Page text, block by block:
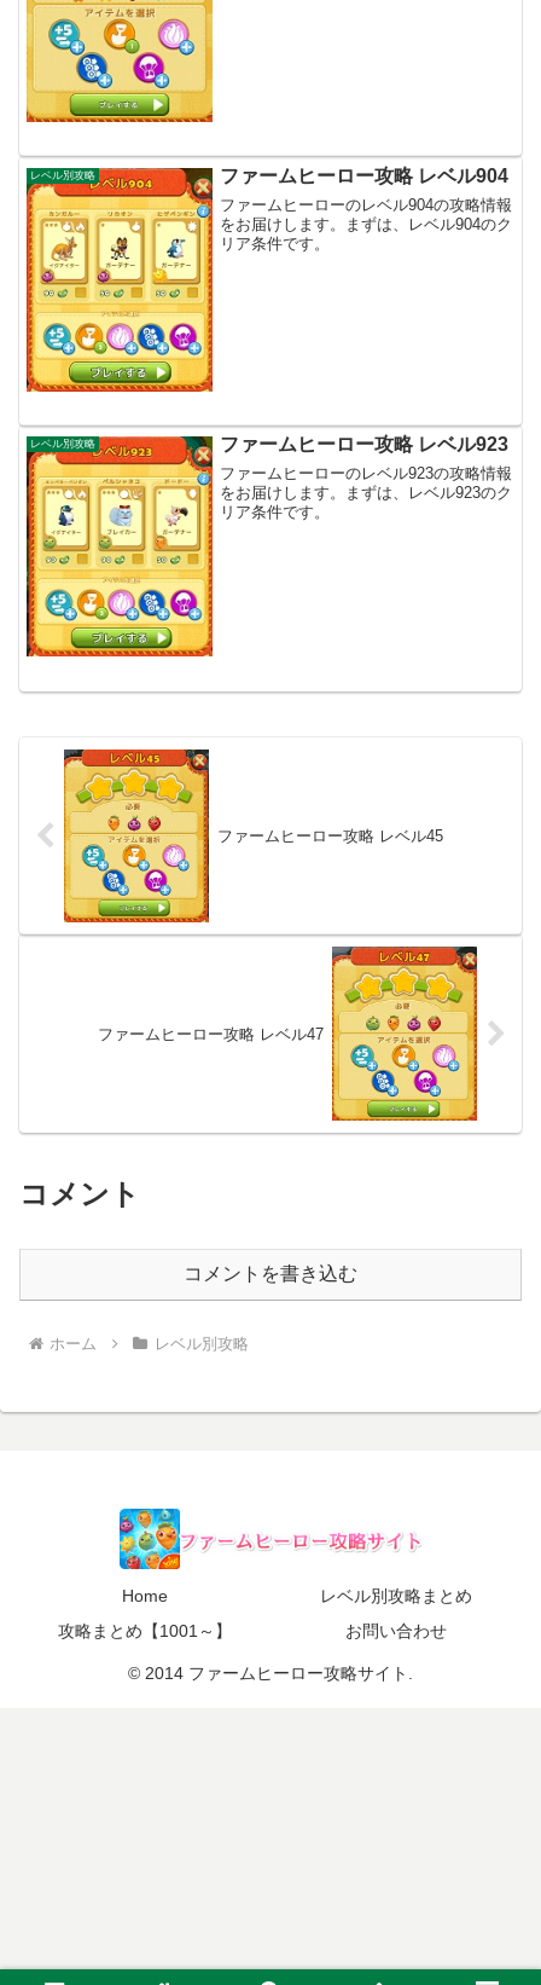
レベル別攻略 ファームヒーロー攻略 レベル904
ファームヒーローのレベル904の攻略情報
をお届けします。まずは、レベル904のク
リア条件です。
レベル別攻略 ファームヒーロー攻略 レベル923
ファームヒーローのレベル923の攻略情報
をお届けします。まずは、レベル923のク
リア条件です。
ファームヒーロー攻略 レベル45
ファームヒーロー攻略 レベル47
コメント
コメントを書き込む
ホーム レベル別攻略
Home
レベル別攻略まとめ
攻略まとめ【1001～】
お問い合わせ
© 2014 ファームヒーロー攻略サイト.